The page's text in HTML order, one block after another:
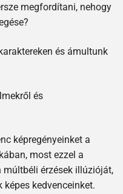
megfordítani, nehogy
és ámultunk
és
képregényeinket a
most ezzel a
érzések illúzió­ját,
kedvenceinket.